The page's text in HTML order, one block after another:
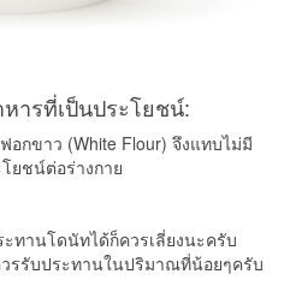
ารที่เป็นประโยชน์:
กขาว (White Flour) จึงแทบไม่มี
ยชน์ต่อร่างกาย
ทานโดนัทได้ก็ควรเลี่ยงนะครับ
รรับประทานในปริมาณที่น้อยๆครับ